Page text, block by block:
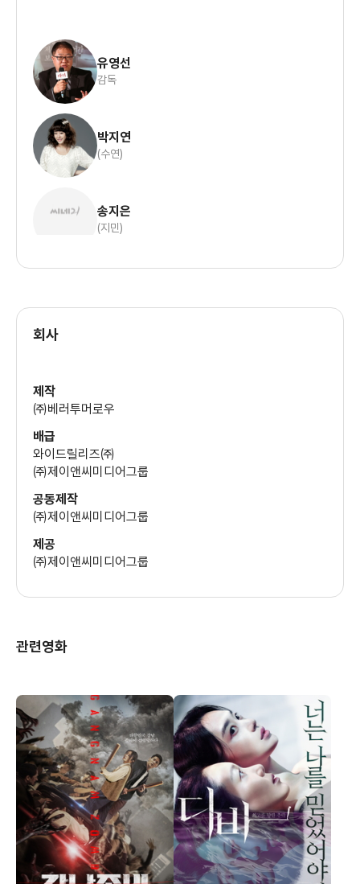
되지만 수연이라는 인물이 살인을 그렇게 쉽게 할 수 있을지는
의문이더라고요.
그리고 아직까진 안타깝지만 수연을 연기한 박지연 배우가 한
영화를 온전히 이끌고 나가기엔 살짝 아쉬운 점이 있었습니다.
유영선
감독
박지연
(수연)
송지은
(지민)
회사
제작
㈜베러투머로우
배급
와이드릴리즈㈜
㈜제이앤씨미디어그룹
공동제작
㈜제이앤씨미디어그룹
제공
㈜제이앤씨미디어그룹
관련영화